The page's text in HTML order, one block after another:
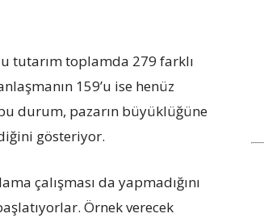
tutarım toplamda 279 farklı
159’u ise henüz
durum, pazarın büyüklüğüne
gösteriyor.
çalışması da yapmadığını
Örnek verecek